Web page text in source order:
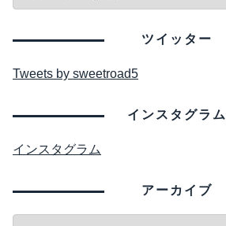
ツイッター
Tweets by sweetroad5
インスタグラム
インスタグラム
アーカイブ